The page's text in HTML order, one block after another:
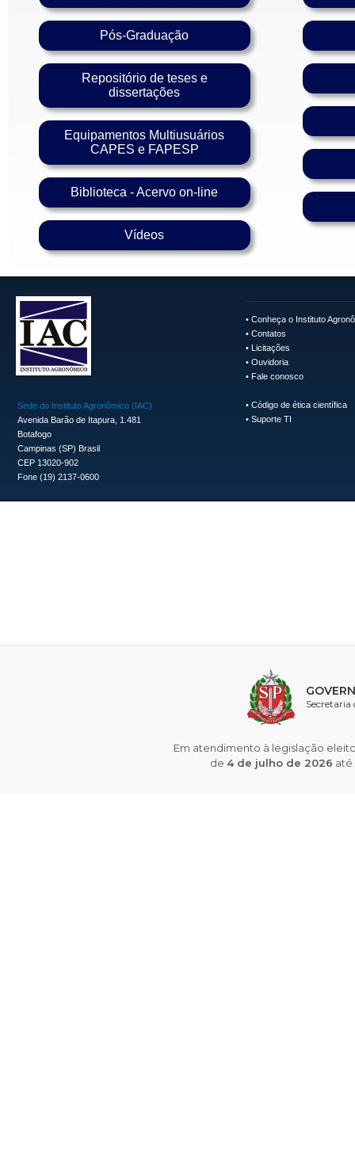
Pós-Graduação
Repositório de teses e
dissertações
Equipamentos Multiusuários
CAPES e FAPESP
Biblioteca - Acervo on-line
Vídeos
Sede do Instituto Agronômico (IAC)
Avenida Barão de Itapura, 1.481
Botafogo
Campinas (SP) Brasil
CEP 13020-902
Fone (19) 2137-0600
• Conheça o Instituto
• Contatos
• Licitações
• Ouvidoria
• Fale conosco
• Código de ética científica
• Suporte TI